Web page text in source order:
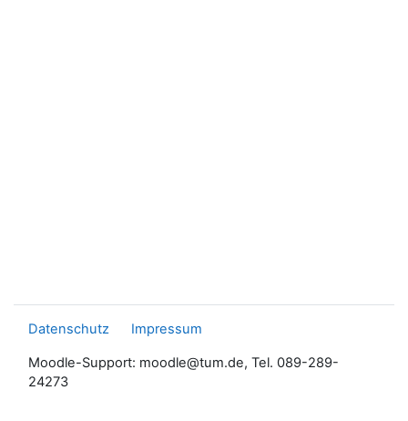
Datenschutz Impressum
Moodle-Support: moodle@tum.de, Tel. 089-289-
24273